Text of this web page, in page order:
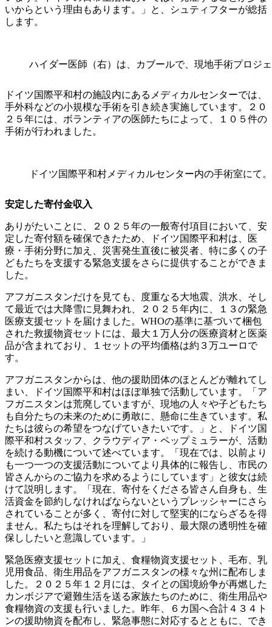
いからという理由もあります。」と、シュティフターが総括
します。
ハイダー医師（右）は、カブールで、現地手術プロジ
ドイツ国際平和村の施設内にあるメディカルセンターでは、
手外科などの小規模な手術を引き続き実施しています。２０
２５年には、ボランティアの医師たちによって、１０５件の
手術が行われました。
ドイツ国際平和村メディカルセンター内の手術室にて。
安定した寄付金収入
ありがたいことに、２０２５年の一般寄付項目において、安
定した寄付額を確保できたため、ドイツ国際平和村は、医
療・手術分野に加え、災害発生直後に被災者、特に多くの子
どもたちを支援する緊急支援をさらに提供することができま
した。
アフガニスタンだけを見ても、度重なる大地震、洪水、そし
て最近では大降雪に見舞われ、２０２５年内に、１３の緊急
医療支援セットを届けました。WHOの基準に基づいて梱包
された救援物資セットには、最大１万人分の医療資材と医薬
品が含まれており、１セットの平均価格は約３万ユーロで
す。
アフガニスタンからは、他の援助団体のほとんどが離れてし
まい、ドイツ国際平和村はほぼ単独で活動しています。「ア
フガニスタンは荒廃していますが、現地の人々や子どもたち
も自分たちの未来のために勇敢に、懸命に生きています。私
たちは彼らの希望をつなげていきたいです。」と、ドイツ国
際平和村スタッフ、クラウディア・ペップミュラーが、活動
を続ける動機について述べています。「現在では、以前より
も一つ一つの支援活動についてより具体的に報告し、市民の
皆さんからのご協力を求めるようにしています」と彼女は続
けて説明します。「現在、寄付をくださる皆さん自身も、生
活資金を節約しなければならないというプレッシャーにさら
されていることが多く、寄付に対して堅実的にならざるを得
ません。私たちはそれを理解しており、最大限の透明性を確
保ししたいと意識しています。」
緊急医療支援セットに加え、食糧物資支援セット、毛布、乳
児用食品、衛生用品をアフガニスタンの様々な州に配布しま
した。２０２５年１２月には、タイとの国境紛争が再燃した
カンボジアで避難生活を送る家族たちのために、衛生用品や
食糧物資の支援も行いました。昨年、６カ国へ合計４３４ト
ンの援助物資を配布し、緊急事態に対応するとともに、でき